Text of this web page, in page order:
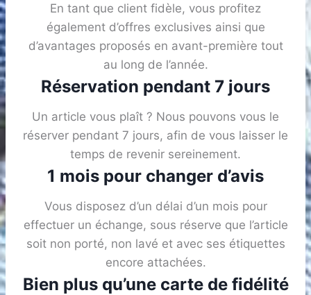
En tant que client fidèle, vous profitez
également d’offres exclusives ainsi que
d’avantages proposés en avant-première tout
au long de l’année.
Réservation pendant 7 jours
Un article vous plaît ? Nous pouvons vous le
réserver pendant 7 jours, afin de vous laisser le
temps de revenir sereinement.
1 mois pour changer d’avis
Vous disposez d’un délai d’un mois pour
effectuer un échange, sous réserve que l’article
soit non porté, non lavé et avec ses étiquettes
encore attachées.
Bien plus qu’une carte de fidélité